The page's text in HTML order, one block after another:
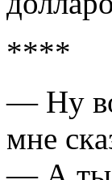
****
— Ну
мне